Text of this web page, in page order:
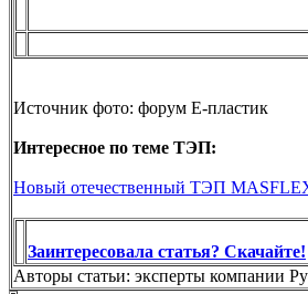
Источник фото: форум Е-пластик
Интересное по теме ТЭП:
Новый отечественный ТЭП
Заинтересовала статья? Скачайте!
Авторы статьи: эксперты компании